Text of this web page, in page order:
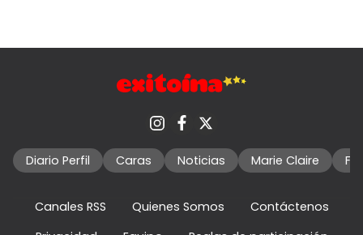
Diario Perfil Caras Noticias Marie Claire
Canales RSS Quienes Somos
Contáctenos